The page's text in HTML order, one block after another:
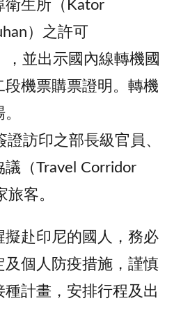
衛生所（Kator
）之許可
，並出示國內線轉機國
段機票購票證明。轉機
證訪印之部長級官員、
議（Travel Corridor
客。
擬赴印尼的國人，務必
及個人防疫措施，謹慎
計畫，安排行程及出